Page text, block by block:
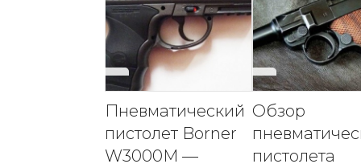
Пневматический
пистолет Borner
W3000M —
Обзор
пистолета